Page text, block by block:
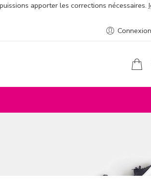
apporter les corrections nécessaires.